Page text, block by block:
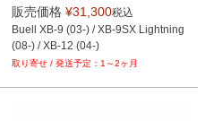
販売価格 ¥31,300税込
Buell XB-9 (03-) / XB-9SX Lightning
(08-) / XB-12 (04-)
1～2ヶ月